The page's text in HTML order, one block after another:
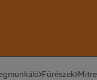
Fűrészek